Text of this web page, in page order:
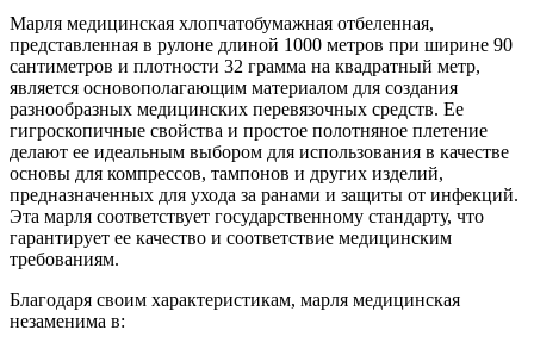
Марля медицинская хлопчатобумажная отбеленная,
представленная в рулоне длиной 1000 метров при ширине 90
сантиметров и плотности 32 грамма на квадратный метр,
является основополагающим материалом для создания
разнообразных медицинских перевязочных средств. Ее
гигроскопичные свойства и простое полотняное плетение
делают ее идеальным выбором для использования в качестве
основы для компрессов, тампонов и других изделий,
предназначенных для ухода за ранами и защиты от инфекций.
Эта марля соответствует государственному стандарту, что
гарантирует ее качество и соответствие медицинским
требованиям.
Благодаря своим характеристикам, марля медицинская
незаменима в: